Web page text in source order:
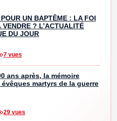
UN BAPTÊME : LA FOI
VENDRE ? L’ACTUALITÉ
DU JOUR
7 vues
ans après, la mémoire
martyrs de la guerre
29 vues